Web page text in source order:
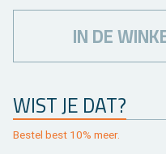
WIST JE DAT?
Be­stel best 10% meer.
IN DE